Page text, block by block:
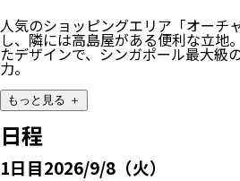
人気のショッピングエリア「オーチ
し、隣には高島屋がある便利な立地
たデザインで、シンガポール最大級
力。
もっと見る ＋
日程
1日目2026/9/8（火）